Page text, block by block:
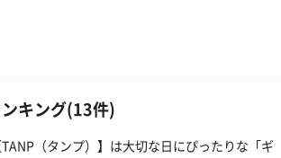
キング(13件)
（タンプ）】は大切な日にぴったりな「ギ